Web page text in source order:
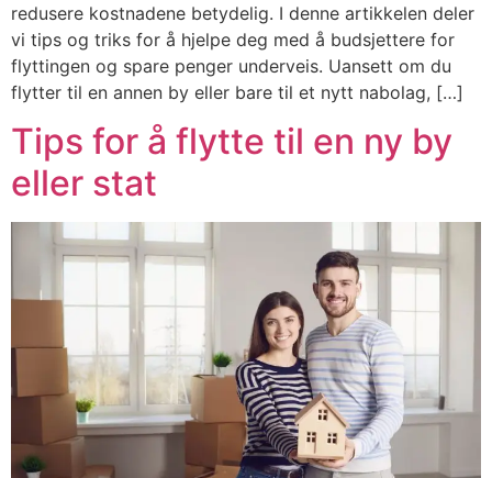
redusere kostnadene betydelig. I denne artikkelen deler
vi tips og triks for å hjelpe deg med å budsjettere for
flyttingen og spare penger underveis. Uansett om du
flytter til en annen by eller bare til et nytt nabolag, […]
Tips for å flytte til en ny by
eller stat